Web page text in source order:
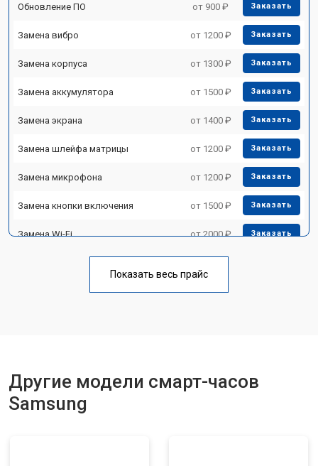
Обновление ПО от 900 ₽ Заказать
Замена вибро от 1200 ₽ Заказать
Замена корпуса от 1300 ₽ Заказать
Замена аккумулятора от 1500 ₽ Заказать
Замена экрана от 1400 ₽ Заказать
Замена шлейфа матрицы от 1200 ₽ Заказать
Замена микрофона от 1200 ₽ Заказать
Замена кнопки включения от 1500 ₽ Заказать
Замена Wi-Fi от 2000 ₽ Заказать
Показать весь прайс
Другие модели смарт-часов
Samsung